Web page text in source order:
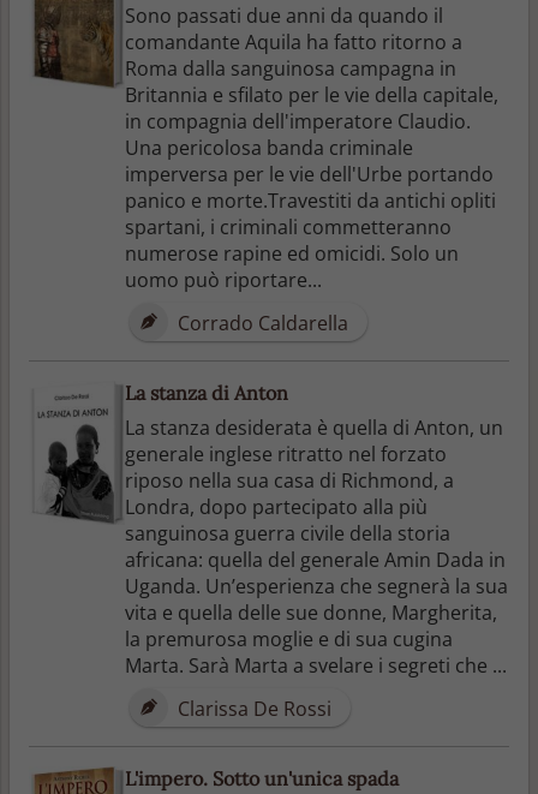
Sono passati due anni da quando il
comandante Aquila ha fatto ritorno a
Roma dalla sanguinosa campagna in
Britannia e sfilato per le vie della capitale,
in compagnia dell'imperatore Claudio.
Una pericolosa banda criminale
imperversa per le vie dell'Urbe portando
panico e morte.Travestiti da antichi opliti
spartani, i criminali commetteranno
numerose rapine ed omicidi. Solo un
uomo può riportare...
Corrado Caldarella
La stanza di Anton
La stanza desiderata è quella di Anton, un
generale inglese ritratto nel forzato
riposo nella sua casa di Richmond, a
Londra, dopo partecipato alla più
sanguinosa guerra civile della storia
africana: quella del generale Amin Dada in
Uganda. Un’esperienza che segnerà la sua
vita e quella delle sue donne, Margherita,
la premurosa moglie e di sua cugina
Marta. Sarà Marta a svelare i segreti che ...
Clarissa De Rossi
L'impero. Sotto un'unica spada